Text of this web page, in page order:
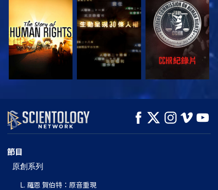
觀看 觀看 觀看
觀看 探索系列節目
節目
原創系列
L. 羅恩 賀伯特：原音重現